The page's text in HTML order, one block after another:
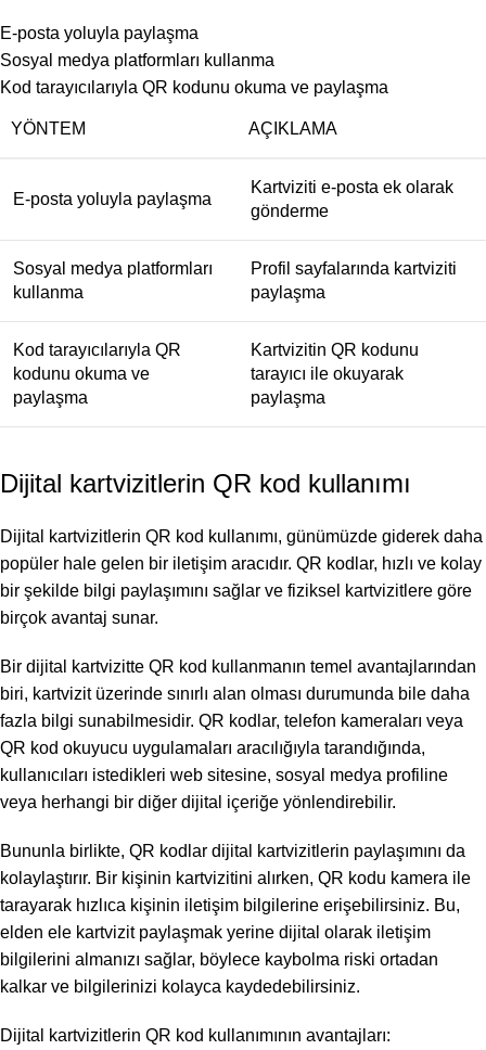
E-posta yoluyla paylaşma
Sosyal medya platformları kullanma
Kod tarayıcılarıyla QR kodunu okuma ve paylaşma
YÖNTEM AÇIKLAMA
E-posta yoluyla paylaşma
Kartviziti e-posta ek olarak
gönderme
Sosyal medya platformları
kullanma
Profil sayfalarında kartviziti
paylaşma
Kod tarayıcılarıyla QR
kodunu okuma ve
paylaşma
Kartvizitin QR kodunu
tarayıcı ile okuyarak
paylaşma
Dijital kartvizitlerin QR kod kullanımı
Dijital kartvizitlerin QR kod kullanımı, günümüzde giderek daha
popüler hale gelen bir iletişim aracıdır. QR kodlar, hızlı ve kolay
bir şekilde bilgi paylaşımını sağlar ve fiziksel kartvizitlere göre
birçok avantaj sunar.
Bir dijital kartvizitte QR kod kullanmanın temel avantajlarından
biri, kartvizit üzerinde sınırlı alan olması durumunda bile daha
fazla bilgi sunabilmesidir. QR kodlar, telefon kameraları veya
QR kod okuyucu uygulamaları aracılığıyla tarandığında,
kullanıcıları istedikleri web sitesine, sosyal medya profiline
veya herhangi bir diğer dijital içeriğe yönlendirebilir.
Bununla birlikte, QR kodlar dijital kartvizitlerin paylaşımını da
kolaylaştırır. Bir kişinin kartvizitini alırken, QR kodu kamera ile
tarayarak hızlıca kişinin iletişim bilgilerine erişebilirsiniz. Bu,
elden ele kartvizit paylaşmak yerine dijital olarak iletişim
bilgilerini almanızı sağlar, böylece kaybolma riski ortadan
kalkar ve bilgilerinizi kolayca kaydedebilirsiniz.
Dijital kartvizitlerin QR kod kullanımının avantajları: